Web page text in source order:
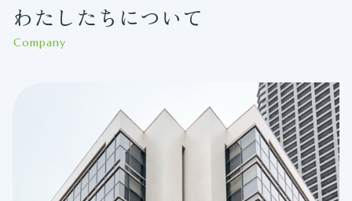
わたしたちについて
Company